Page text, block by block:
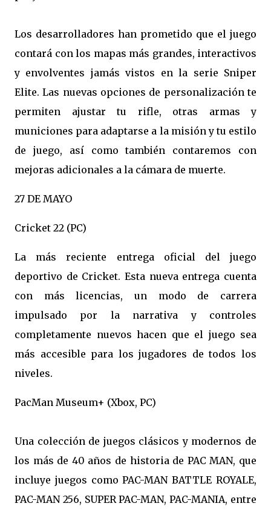
Los desarrolladores han prometido que el juego
contará con los mapas más grandes, interactivos
y envolventes jamás vistos en la serie Sniper
Elite. Las nuevas opciones de personalización te
permiten ajustar tu rifle, otras armas y
municiones para adaptarse a la misión y tu estilo
de juego, así como también contaremos con
mejoras adicionales a la cámara de muerte.
27 DE MAYO
Cricket 22 (PC)
La más reciente entrega oficial del juego
deportivo de Cricket. Esta nueva entrega cuenta
con más licencias, un modo de carrera
impulsado por la narrativa y controles
completamente nuevos hacen que el juego sea
más accesible para los jugadores de todos los
niveles.
PacMan Museum+ (Xbox, PC)
Una colección de juegos clásicos y modernos de
los más de 40 años de historia de PAC MAN, que
incluye juegos como PAC-MAN BATTLE ROYALE,
PAC-MAN 256, SUPER PAC-MAN, PAC-MANIA, entre